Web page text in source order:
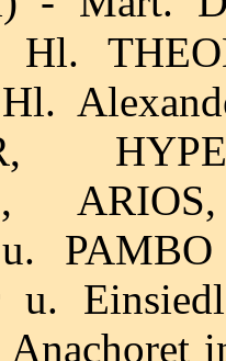
u.
Anachoret